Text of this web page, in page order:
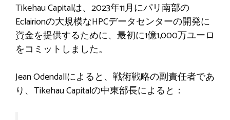
Tikehau Capitalは、2023年11月にパリ南部の
Eclairionの大規模なHPCデータセンターの開発に
資金を提供するために、最初に1億1,000万ユーロ
をコミットしました。
Jean Odendallによると、戦術戦略の副責任者であ
り、Tikehau Capitalの中東部長によると：